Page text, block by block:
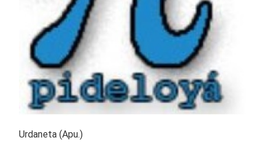
Urdaneta (Apu.)